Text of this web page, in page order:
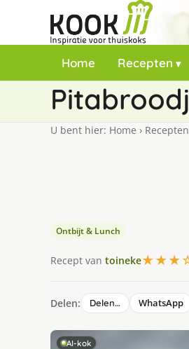
Home Recepten
U bent hier: Home › Recepten
Ontbijt & Lunch
Recept van toineke
Delen: Delen… WhatsApp
AI-kok